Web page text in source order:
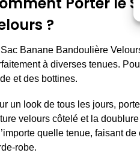
?
Sac Banane Bandoulière
à diverses tenues.
et des bottines.
un look de tous les jours,
velours côtelé et la
quelle tenue, faisant
robe.